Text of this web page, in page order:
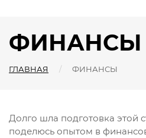
ФИНАНСЫ
ГЛАВНАЯ ФИНАНСЫ
Долго шла подготовка этой
поделюсь опытом в